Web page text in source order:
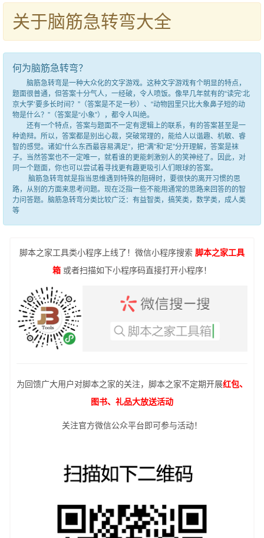
关于脑筋急转弯大全
何为脑筋急转弯？
脑筋急转弯是一种大众化的文字游戏。这种文字游戏有个明显的特点，
题面很普通，但答案十分气人，一经破，令人喷饭。像早几年就有的“读完‘北
京大学’要多长时间？”（答案是不足一秒）、“动物园里只比大象鼻子短的动
物是什么？”（答案是“小象”），都令人叫绝。
还有一个特点，答案与题面不一定有逻辑上的联系，有的答案甚至是一
种诡辩。所以，答案都是别出心裁，突破常理的，能给人以谐趣、机敏、睿
智的感觉。诸如“什么东西最容易满足”，把“满”和“足”分开理解，答案是袜
子。当然答案也不一定唯一，就看谁的更能刺激别人的笑神经了。因此，对
同一个题面，你也可以尝试着寻找更有趣更吸引人们眼球的答案。
脑筋急转弯就是指当思维遇到特殊的阻碍时，要很快的离开习惯的思
路，从别的方面来思考问题。现在泛指一些不能用通常的思路来回答的的智
力问答题。脑筋急转弯分类比较广泛：有益智类，搞笑类，数学类，成人类
等
脚本之家工具类小程序上线了！微信小程序搜索 脚本之家工具
箱 或者扫描如下小程序码直接打开小程序！
为回馈广大用户对脚本之家的关注，脚本之家不定期开展红包、
图书、礼品大放送活动
关注官方微信公众平台即可参与活动！